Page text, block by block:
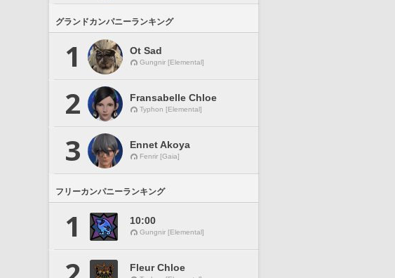
グランドカンパニーランキング
1 Ot Sad
Gungnir [Elemental]
2 Fransabelle Chloe
Typhon [Elemental]
3 Ennet Akoya
Fenrir [Gaia]
フリーカンパニーランキング
1 10:00
Gungnir [Elemental]
Fleur Chloe